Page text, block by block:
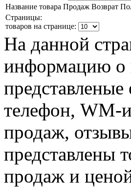
Название товара Продаж Возврат
Страницы:
товаров на странице:
На данной
информацию о
телефон, WM-
продаж,
представлены
продаж и